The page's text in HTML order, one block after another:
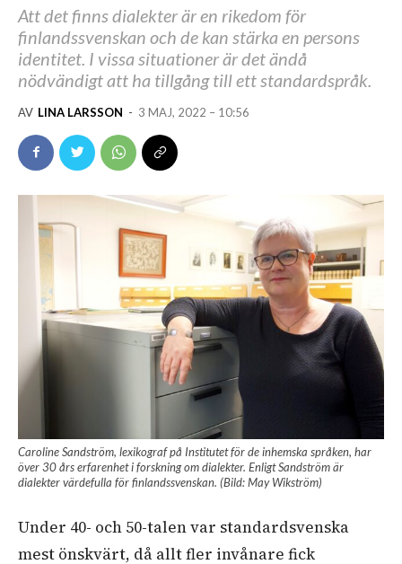
Att det finns dialekter är en rikedom för
finlandssvenskan och de kan stärka en persons
identitet. I vissa situationer är det ändå
nödvändigt att ha tillgång till ett standardspråk.
AV LINA LARSSON - 3 MAJ, 2022 – 10:56
Caroline Sandström, lexikograf på Institutet för de inhemska språken, har
över 30 års erfarenhet i forskning om dialekter. Enligt Sandström är
dialekter värdefulla för finlandssvenskan. (Bild: May Wikström)
Under 40- och 50-talen var standardsvenska
mest önskvärt, då allt fler invånare fick